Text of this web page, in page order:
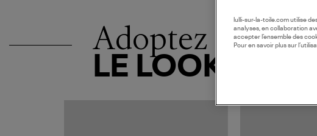
Adoptez
LE LOOK
lulli-sur-la-toile.com utilise
analyses, en collaboration
accepter l’ensemble des
Pour en savoir plus sur